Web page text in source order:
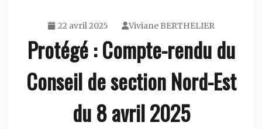
22 avril 2025 Viviane BERTHELIER
Protégé : Compte-rendu du
Conseil de section Nord-Est
du 8 avril 2025